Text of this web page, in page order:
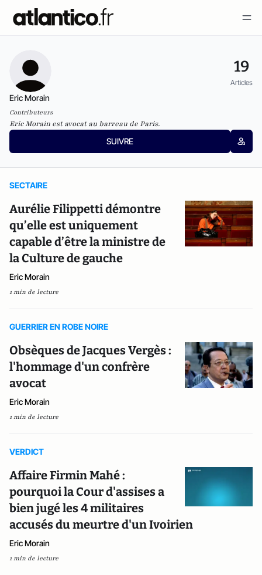
19
Articles
Eric Morain
Contributeurs
Eric Morain est avocat au barreau de Paris.
SUIVRE
SECTAIRE
Aurélie Filippetti démontre
qu’elle est uniquement
capable d’être la ministre de
la Culture de gauche
Eric Morain
1 min de lecture
GUERRIER EN ROBE NOIRE
Obsèques de Jacques Vergès :
l'hommage d'un confrère
avocat
Eric Morain
1 min de lecture
VERDICT
Affaire Firmin Mahé :
pourquoi la Cour d'assises a
bien jugé les 4 militaires
accusés du meurtre d'un Ivoirien
Eric Morain
1 min de lecture